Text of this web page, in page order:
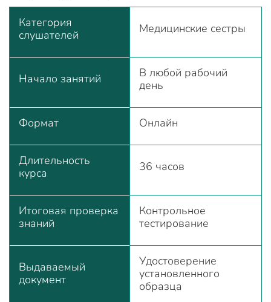
Категория
слушателей
Медицинские сестры
Начало занятий
В любой рабочий
день
Формат Онлайн
Длительность
курса
36 часов
Итоговая проверка
знаний
Контрольное
тестирование
Выдаваемый
документ
Удостоверение
установленного
образца